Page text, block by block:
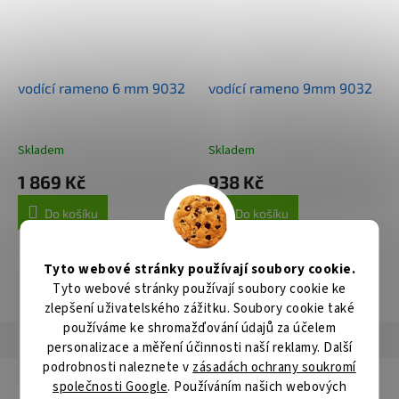
Tyto webové stránky používají soubory cookie.
Tyto webové stránky používají soubory cookie ke
zlepšení uživatelského zážitku. Soubory cookie také
používáme ke shromažďování údajů za účelem
personalizace a měření účinnosti naší reklamy. Další
podrobnosti naleznete v zásadách ochrany soukromí
společnosti Google. Používáním našich webových
vodící rameno 6 mm 9032
Skladem
1 869 Kč
Do košíku
vodící rameno 9mm 9032
Skladem
938 Kč
Do košíku
ZOBRAZIT VŠECHNY SOUVISEJÍCÍ PRODUKTY
Související soubory (2) Hodnocení Diskuze
Detailní popis produktu